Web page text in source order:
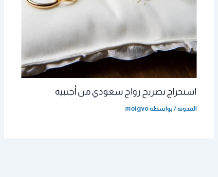
استخراج تصريح زواج سعودي من أجنبية
المدونة / بواسطة moigvo